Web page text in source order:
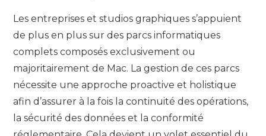
Les entreprises et studios graphiques s’appuient
de plus en plus sur des parcs informatiques
complets composés exclusivement ou
majoritairement de Mac. La gestion de ces parcs
nécessite une approche proactive et holistique
afin d’assurer à la fois la continuité des opérations,
la sécurité des données et la conformité